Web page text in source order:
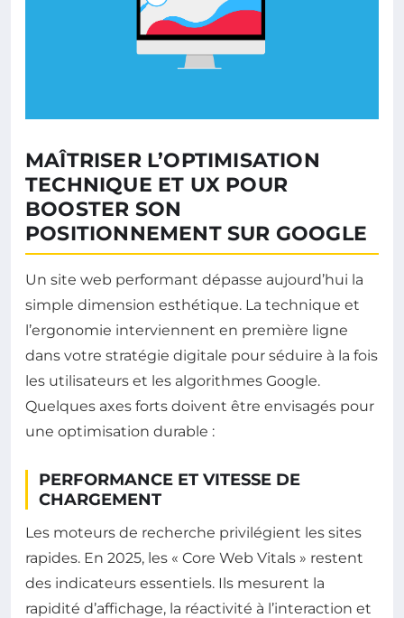
MAÎTRISER L’OPTIMISATION
TECHNIQUE ET UX POUR
BOOSTER SON
POSITIONNEMENT SUR GOOGLE
Un site web performant dépasse aujourd’hui la
simple dimension esthétique. La technique et
l’ergonomie interviennent en première ligne
dans votre stratégie digitale pour séduire à la fois
les utilisateurs et les algorithmes Google.
Quelques axes forts doivent être envisagés pour
une optimisation durable :
PERFORMANCE ET VITESSE DE
CHARGEMENT
Les moteurs de recherche privilégient les sites
rapides. En 2025, les « Core Web Vitals » restent
des indicateurs essentiels. Ils mesurent la
rapidité d’affichage, la réactivité à l’interaction et